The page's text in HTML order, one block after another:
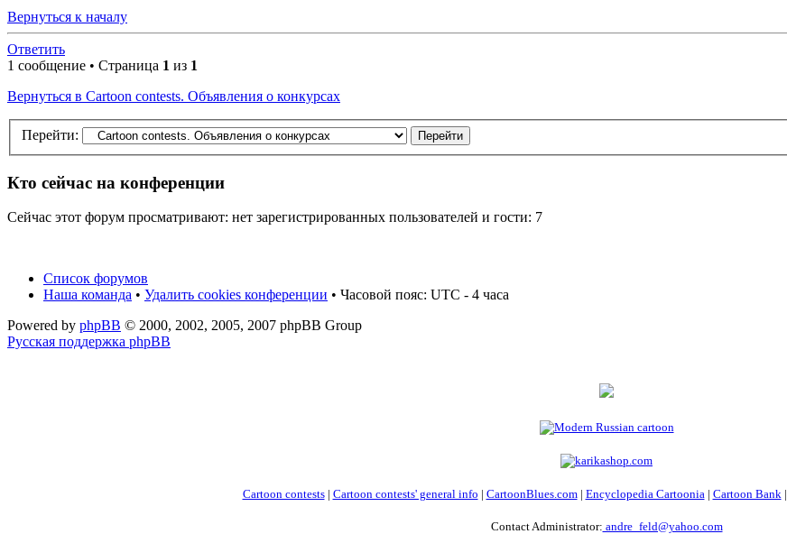
Вернуться к началу
Ответить
1 сообщение • Страница 1 из 1
Вернуться в Cartoon contests. Объявления о конкурсах
Перейти:
Кто сейчас на конференции
Сейчас этот форум просматривают: нет зарегистрированных пользователей и гости: 7
Список форумов
Наша команда • Удалить cookies конференции • Часовой пояс: UTC - 4 часа
Powered by phpBB © 2000, 2002, 2005, 2007 phpBB Group
Русская поддержка phpBB
Cartoon contests| Cartoon contests' general info | CartoonBlues.com| Encyclopedia Cartoonia| Cartoon Bank|
Contact Administrator: andre_feld@yahoo.com